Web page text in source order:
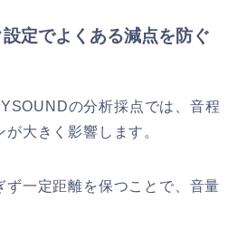
定でよくある減点を防ぐ
の分析採点では、音程
大きく影響します。
ず一定距離を保つことで、音量